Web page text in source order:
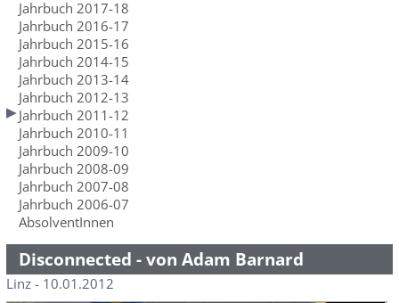
Jahrbuch 2017-18
Jahrbuch 2016-17
Jahrbuch 2015-16
Jahrbuch 2014-15
Jahrbuch 2013-14
Jahrbuch 2012-13
Jahrbuch 2011-12
Jahrbuch 2010-11
Jahrbuch 2009-10
Jahrbuch 2008-09
Jahrbuch 2007-08
Jahrbuch 2006-07
AbsolventInnen
Disconnected - von Adam Barnard
Linz - 10.01.2012